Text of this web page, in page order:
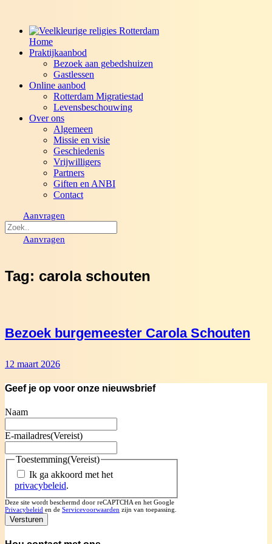
Home
Praktijkaanbod
Bezoek aan gebedshuizen
Gastlessen
Online aanbod
Rotterdam Migratiestad
Levensbeschouwing
Over ons
Algemeen
Missie en visie
Geschiedenis
Vrijwilligers
Partners
Giften en ANBI
Contact
Aanvragen
Aanvragen
Tag: carola schouten
Bezoek burgemeester Carola Schouten
12 maart 2026
Geef je op voor onze nieuwsbrief
Naam
E-mailadres(Vereist)
Toestemming(Vereist)
Ik ga akkoord met het
privacybeleid.
Deze site wordt beschermd door reCAPTCHA en het Google
Privacybeleid en de Servicevoorwaarden zijn van toepassing.
Versturen